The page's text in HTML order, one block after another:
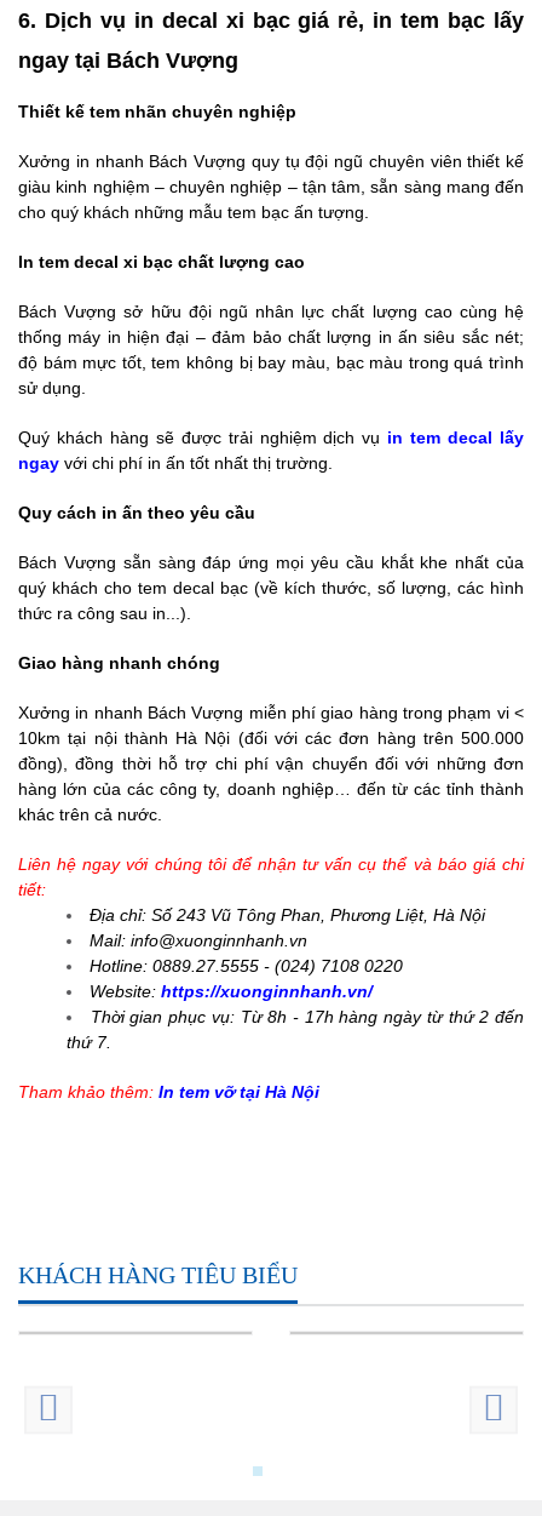
6. Dịch vụ in decal xi bạc giá rẻ, in tem bạc lấy
ngay tại Bách Vượng
Thiết kế tem nhãn chuyên nghiệp
Xưởng in nhanh Bách Vượng quy tụ đội ngũ chuyên viên thiết kế
giàu kinh nghiệm – chuyên nghiệp – tận tâm, sẵn sàng mang đến
cho quý khách những mẫu tem bạc ấn tượng.
In tem decal xi bạc chất lượng cao
Bách Vượng sở hữu đội ngũ nhân lực chất lượng cao cùng hệ
thống máy in hiện đại – đảm bảo chất lượng in ấn siêu sắc nét;
độ bám mực tốt, tem không bị bay màu, bạc màu trong quá trình
sử dụng.
Quý khách hàng sẽ được trải nghiệm dịch vụ in tem decal lấy
ngay với chi phí in ấn tốt nhất thị trường.
Quy cách in ấn theo yêu cầu
Bách Vượng sẵn sàng đáp ứng mọi yêu cầu khắt khe nhất của
quý khách cho tem decal bạc (về kích thước, số lượng, các hình
thức ra công sau in...).
Giao hàng nhanh chóng
Xưởng in nhanh Bách Vượng miễn phí giao hàng trong phạm vi <
10km tại nội thành Hà Nội (đối với các đơn hàng trên 500.000
đồng), đồng thời hỗ trợ chi phí vận chuyển đối với những đơn
hàng lớn của các công ty, doanh nghiệp… đến từ các tỉnh thành
khác trên cả nước.
Liên hệ ngay với chúng tôi để nhận tư vấn cụ thể và báo giá chi
tiết:
Địa chỉ: Số 243 Vũ Tông Phan, Phương Liệt, Hà Nội
Mail: info@xuonginnhanh.vn
Hotline: 0889.27.5555 - (024) 7108 0220
Website: https://xuonginnhanh.vn/
Thời gian phục vụ: Từ 8h - 17h hàng ngày từ thứ 2 đến
thứ 7.
Tham khảo thêm: In tem vỡ tại Hà Nội
KHÁCH HÀNG TIÊU BIỂU